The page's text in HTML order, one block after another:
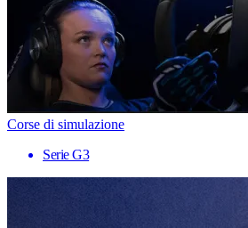
Corse di simulazione
Serie G3